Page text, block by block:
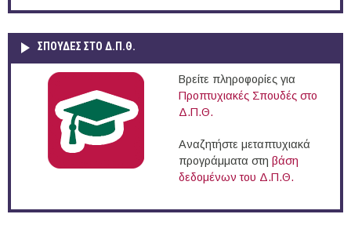
ΣΠΟΥΔΈΣ ΣΤΟ Δ.Π.Θ.
Βρείτε πληροφορίες για
Προπτυχιακές Σπουδές στο
Δ.Π.Θ.
Αναζητήστε μεταπτυχιακά
προγράμματα στη βάση
δεδομένων του Δ.Π.Θ.